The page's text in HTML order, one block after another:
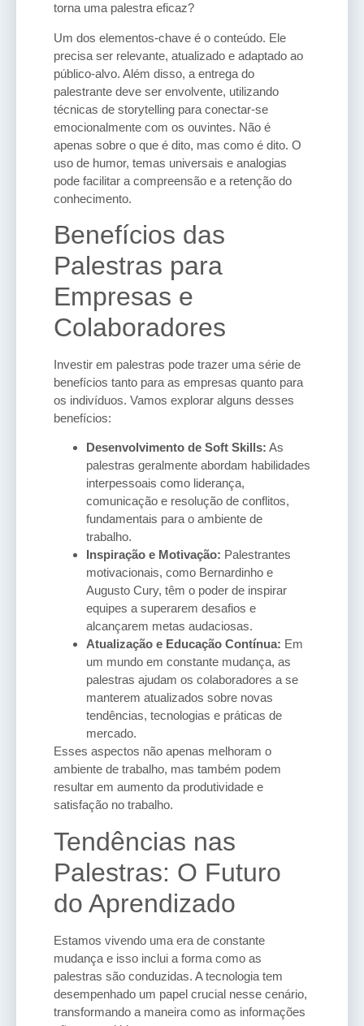
torna uma palestra eficaz?
Um dos elementos-chave é o conteúdo. Ele
precisa ser relevante, atualizado e adaptado ao
público-alvo. Além disso, a entrega do
palestrante deve ser envolvente, utilizando
técnicas de storytelling para conectar-se
emocionalmente com os ouvintes. Não é
apenas sobre o que é dito, mas como é dito. O
uso de humor, temas universais e analogias
pode facilitar a compreensão e a retenção do
conhecimento.
Benefícios das
Palestras para
Empresas e
Colaboradores
Investir em palestras pode trazer uma série de
benefícios tanto para as empresas quanto para
os indivíduos. Vamos explorar alguns desses
benefícios:
Desenvolvimento de Soft Skills: As
palestras geralmente abordam habilidades
interpessoais como liderança,
comunicação e resolução de conflitos,
fundamentais para o ambiente de
trabalho.
Inspiração e Motivação: Palestrantes
motivacionais, como Bernardinho e
Augusto Cury, têm o poder de inspirar
equipes a superarem desafios e
alcançarem metas audaciosas.
Atualização e Educação Contínua: Em
um mundo em constante mudança, as
palestras ajudam os colaboradores a se
manterem atualizados sobre novas
tendências, tecnologias e práticas de
mercado.
Esses aspectos não apenas melhoram o
ambiente de trabalho, mas também podem
resultar em aumento da produtividade e
satisfação no trabalho.
Tendências nas
Palestras: O Futuro
do Aprendizado
Estamos vivendo uma era de constante
mudança e isso inclui a forma como as
palestras são conduzidas. A tecnologia tem
desempenhado um papel crucial nesse cenário,
transformando a maneira como as informações